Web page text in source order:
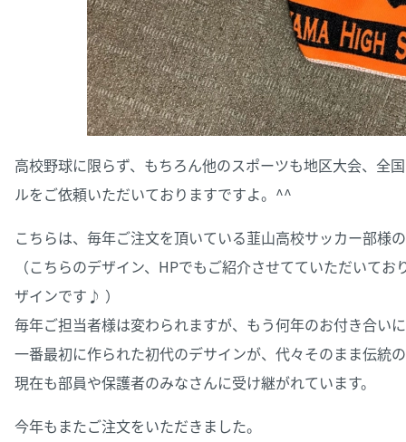
高校野球に限らず、もちろん他のスポーツも地区大会、全
ルをご依頼いただいておりますですよ。^^
こちらは、毎年ご注文を頂いている韮山高校サッカー部様
（こちらのデザイン、HPでもご紹介させてていただいて
ザインです♪ ）
毎年ご担当者様は変わられますが、もう何年のお付き合い
一番最初に作られた初代のデサインが、代々そのまま伝統
現在も部員や保護者のみなさんに受け継がれています。
今年もまたご注文をいただきました。